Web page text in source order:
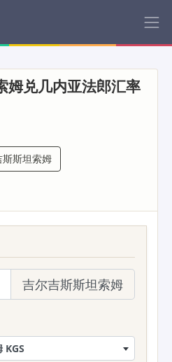
姆兑几内亚法郎汇率
斯斯坦索姆
吉尔吉斯斯坦索姆
KGS